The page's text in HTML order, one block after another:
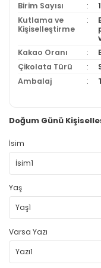
Birim Sayısı
Kutlama ve
Kişiselleştirme
Kakao Oranı
Çikolata Türü
Ambalaj
Doğum Günü
İsim
Yaş
Varsa Yazı